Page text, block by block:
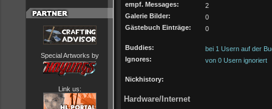
Special Artworks by
Link us:
empf. Messages:
2
Galerie Bilder:
0
Gästebuch Einträge:
0
Buddies:
bei 1 Usern auf der
Ignores:
von 0 Usern ignoriert
Nickhistory:
Hardware/Internet